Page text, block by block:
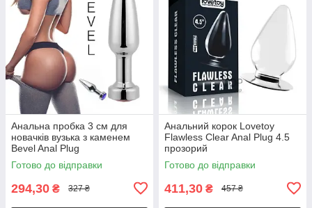
Анальна пробка 3 см для
новачків вузька з каменем
Bevel Anal Plug
Готово до відправки
294,30 ₴ 327 ₴
Анальний корок Lovetoy
Flawless Clear Anal Plug 4.5
прозорий
Готово до відправки
411,30 ₴ 457 ₴